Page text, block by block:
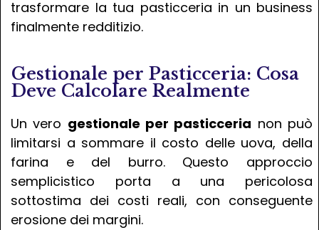
trasformare la tua pasticceria in un business
finalmente redditizio.
Gestionale per Pasticceria: Cosa
Deve Calcolare Realmente
Un vero gestionale per pasticceria non può
limitarsi a sommare il costo delle uova, della
farina e del burro. Questo approccio
semplicistico porta a una pericolosa
sottostima dei costi reali, con conseguente
erosione dei margini.